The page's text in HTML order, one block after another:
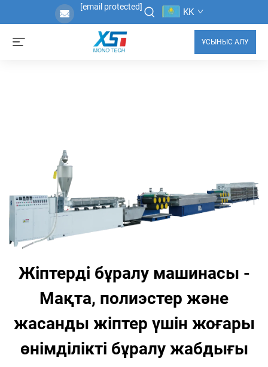
[email protected] KK
ҰСЫНЫС АЛУ
Жіптерді бұралу машинасы -
Мақта, полиэстер және
жасанды жіптер үшін жоғары
өнімділікті бұралу жабдығы